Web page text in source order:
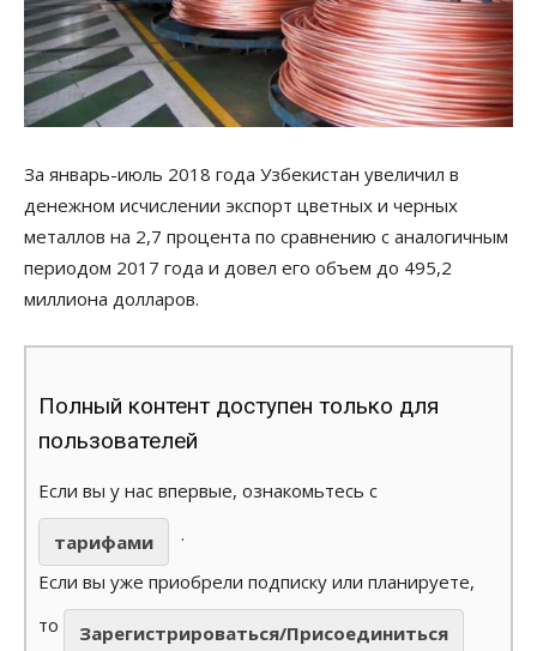
За январь-июль 2018 года Узбекистан увеличил в
денежном исчислении экспорт цветных и черных
металлов на 2,7 процента по сравнению с аналогичным
периодом 2017 года и довел его объем до 495,2
миллиона долларов.
Полный контент доступен только для
пользователей
Если вы у нас впервые, ознакомьтесь с
тарифами
.
Если вы уже приобрели подписку или планируете,
то
Зарегистрироваться/Присоединиться